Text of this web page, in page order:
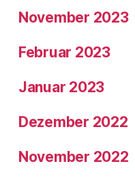
November 2023
Februar 2023
Januar 2023
Dezember 2022
November 2022